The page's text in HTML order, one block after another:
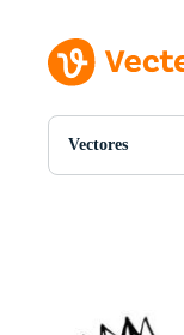
Vectores
Todas
Vectores